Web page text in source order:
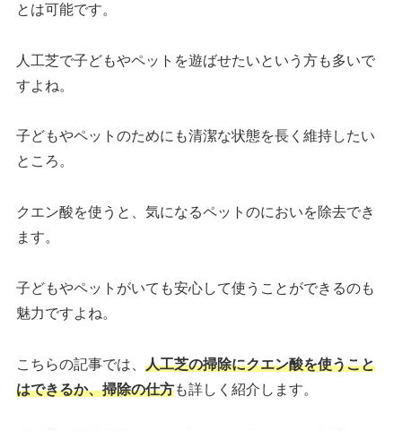
とは可能です。
人工芝で子どもやペットを遊ばせたいという方も多いで
すよね。
子どもやペットのためにも清潔な状態を長く維持したい
ところ。
クエン酸を使うと、気になるペットのにおいを除去でき
ます。
子どもやペットがいても安心して使うことができるのも
魅力ですよね。
こちらの記事では、人工芝の掃除にクエン酸を使うこと
はできるか、掃除の仕方も詳しく紹介します。